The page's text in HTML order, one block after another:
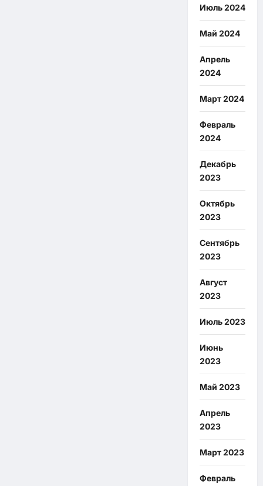
Июль 2024
Май 2024
Апрель
2024
Март 2024
Февраль
2024
Декабрь
2023
Октябрь
2023
Сентябрь
2023
Август
2023
Июль 2023
Июнь
2023
Май 2023
Апрель
2023
Март 2023
Февраль